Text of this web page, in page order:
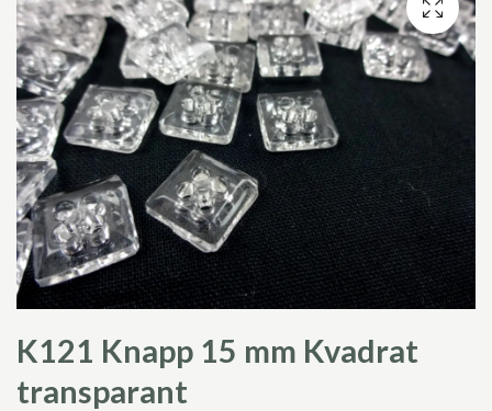
K121 Knapp 15 mm Kvadrat
transparant